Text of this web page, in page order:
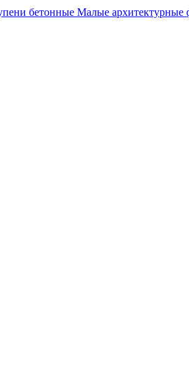
бетонные Малые архитектурные